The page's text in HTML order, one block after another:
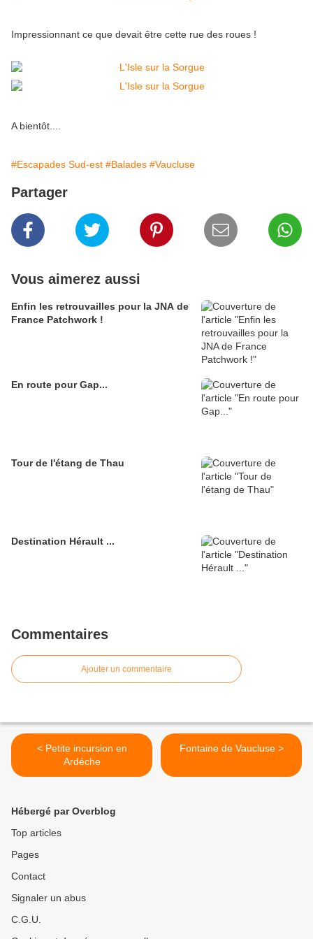
Impressionnant ce que devait être cette rue des roues !
A bientôt....
#Escapades Sud-est #Balades #Vaucluse
Partager
Vous aimerez aussi
Enfin les retrouvailles pour la JNA de
France Patchwork !
En route pour Gap...
Tour de l'étang de Thau
Destination Hérault ...
Commentaires
Ajouter un commentaire
< Petite incursion en
Ardéche
Fontaine de Vaucluse >
Hébergé par Overblog
Top articles
Pages
Contact
Signaler un abus
C.G.U.